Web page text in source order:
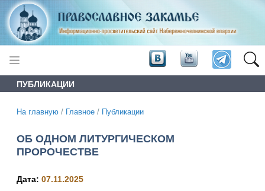
ПУБЛИКАЦИИ
На главную / Главное / Публикации
ОБ ОДНОМ ЛИТУРГИЧЕСКОМ
ПРОРОЧЕСТВЕ
Дата: 07.11.2025